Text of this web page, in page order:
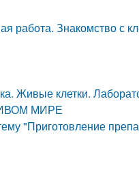
работа. Знакомство с
Живые клетки.
МИРЕ
"Приготовление